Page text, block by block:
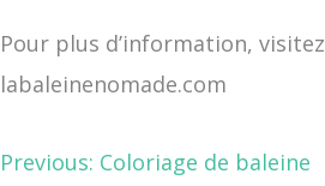
Pour plus d’information, visitez
labaleinenomade.com
Previous: Coloriage de baleine